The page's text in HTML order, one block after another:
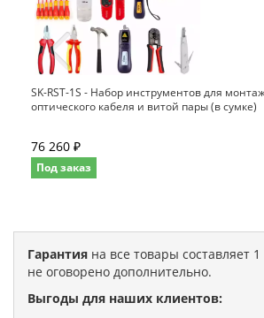
SK-RST-1S - Набор инструментов для
оптического кабеля и витой пары (в сумке)
76 260 ₽
Под заказ
Гарантия на все товары составляет
не оговорено дополнительно.
Выгоды для наших клиентов: